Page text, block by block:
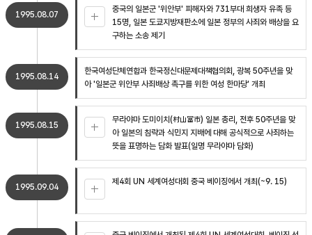
1995.08.07
중국의 일본군 '위안부' 피해자와 731부대 희생자 유족 등
15명, 일본 도쿄지방재판소에 일본 정부의 사죄와 배상을 요
구하는 소송 제기
1995.08.14
한국여성단체연합과 한국정신대문제대책협의회, 광복 50주년을 맞
아 '일본군 위안부 사죄배상 촉구를 위한 여성 한마당' 개최
1995.08.15
무라야마 도미이치(村山富市) 일본 총리, 전후 50주년을 맞
아 일본의 침략과 식민지 지배에 대해 공식적으로 사죄하는
뜻을 표명하는 담화 발표(일명 무라야마 담화)
1995.09.04
제4회 UN 세계여성대회 중국 베이징에서 개최(~9. 15)